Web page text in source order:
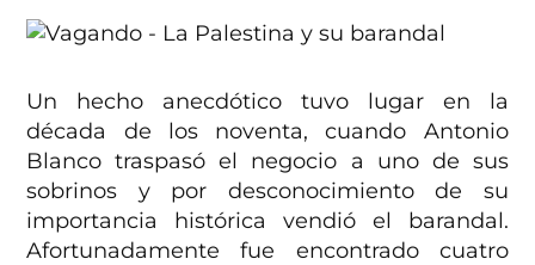
Un hecho anecdótico tuvo lugar en la
década de los noventa, cuando Antonio
Blanco traspasó el negocio a uno de sus
sobrinos y por desconocimiento de su
importancia histórica vendió el barandal.
Afortunadamente fue encontrado cuatro